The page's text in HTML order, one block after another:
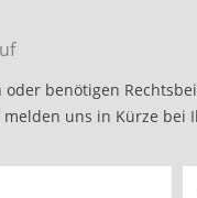
oder benötigen
uns in Kürze bei